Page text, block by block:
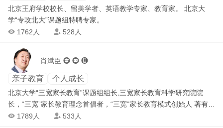
首都慈善公益人物，2010年全国维护妇女儿童权益先进个人。2001
年、2009年分别受到江泽民主席、胡锦涛主席接见。 通过长期的研
究与实践，总结出以生命发展为核心的 “唤醒生命意识、激发生命潜
能力、亲职教育；教师、学生及高压职业的压力管理等方面的研究
与实践取得显著成效。
北京王府学校校长、留美学者、英语教学专家、教育家。 北京大
学“专攻北大”课题组特聘专家。
 1762人 528人
肖斌臣   
亲子教育 个人成长
北京大学“三宽家长教育”课题组组长,三宽家长教育科学研究院院
长，“三宽”家长教育理念首倡者，“三宽”家长教育模式创始人 著有
《求索》、《烛泪如歌》、《寻找失落的钥匙——中国个性化教育
 1789人 533人